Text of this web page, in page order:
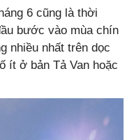
6 cũng là thời
bước vào mùa chín
nhiều nhất trên dọc
ít ở bản Tả Van hoặc